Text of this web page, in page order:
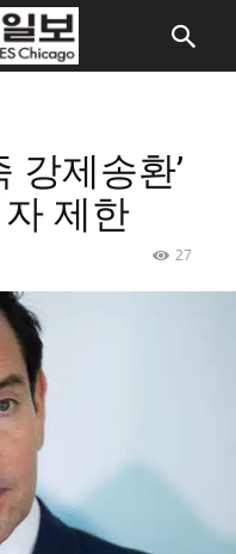
강제송환’
제한
27